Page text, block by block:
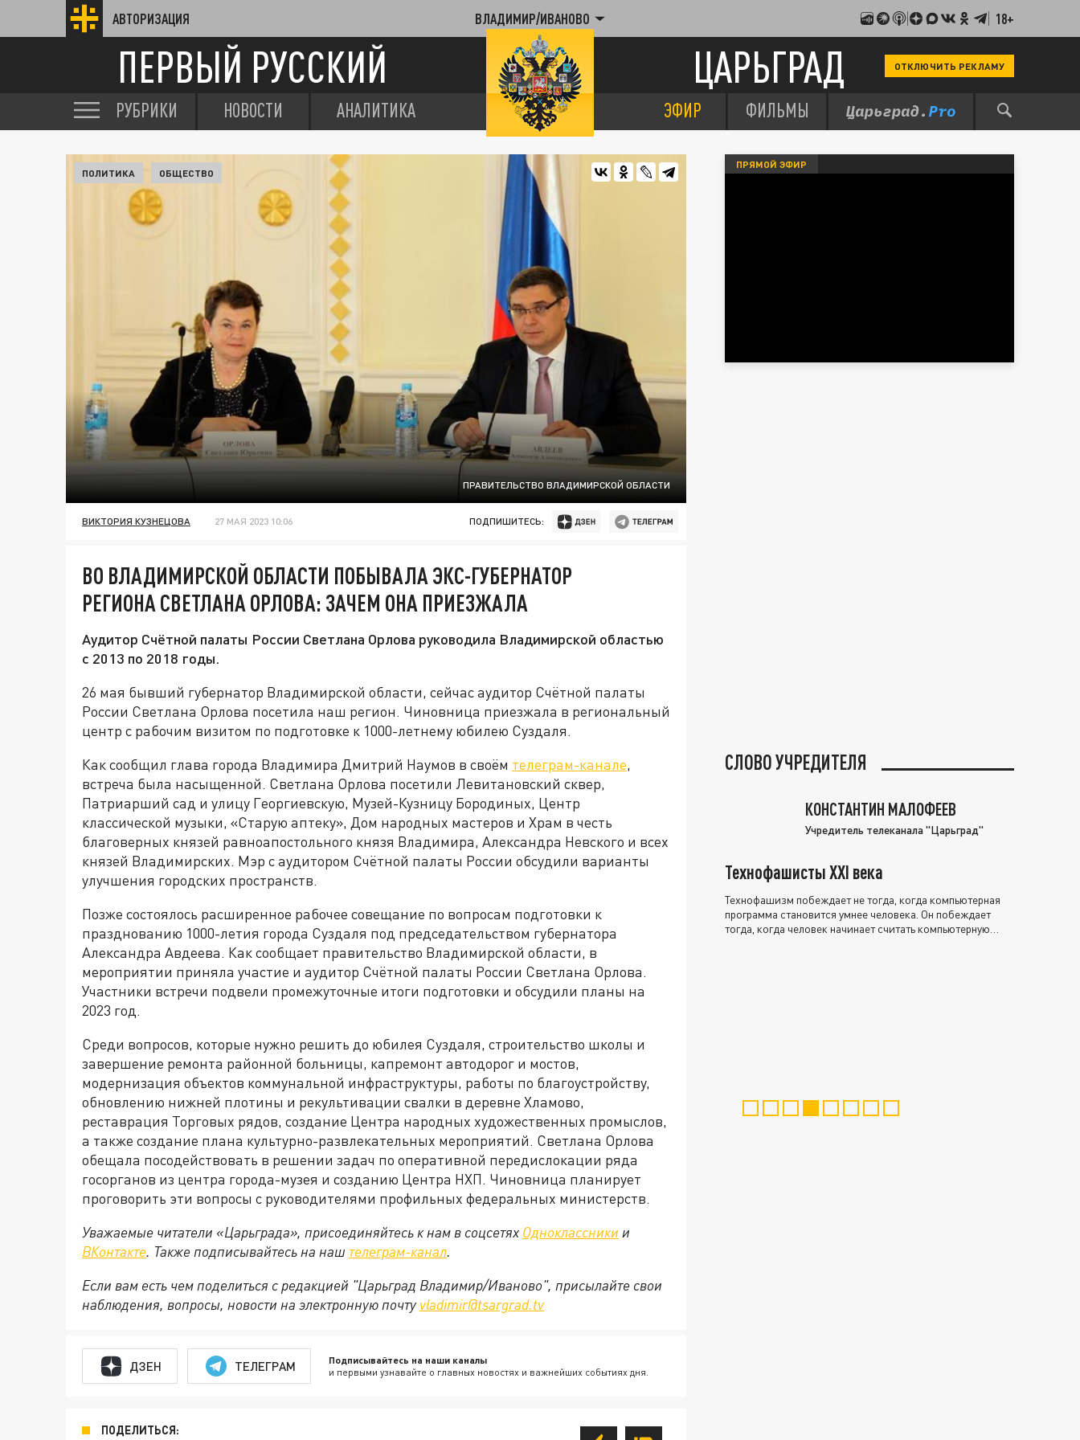
АВТОРИЗАЦИЯ ВЛАДИМИР/ИВАНОВО 18+
ПЕРВЫЙ РУССКИЙ ЦАРЬГРАД ОТКЛЮЧИТЬ РЕКЛАМУ
РУБРИКИ НОВОСТИ АНАЛИТИКА ЭФИР ФИЛЬМЫ
ПРАВИТЕЛЬСТВО ВЛАДИМИРСКОЙ ОБЛАСТИ
ПОЛИТИКА ОБЩЕСТВО
ВИКТОРИЯ КУЗНЕЦОВА 27 МАЯ 2023 10:06 ПОДПИШИТЕСЬ:
ВО ВЛАДИМИРСКОЙ ОБЛАСТИ ПОБЫВАЛА ЭКС-ГУБЕРНАТОР
РЕГИОНА СВЕТЛАНА ОРЛОВА: ЗАЧЕМ ОНА ПРИЕЗЖАЛА
Аудитор Счётной палаты России Светлана Орлова руководила Владимирской областью
с 2013 по 2018 годы.
26 мая бывший губернатор Владимирской области, сейчас аудитор Счётной палаты
России Светлана Орлова посетила наш регион. Чиновница приезжала в региональный
центр с рабочим визитом по подготовке к 1000-летнему юбилею Суздаля.
Как сообщил глава города Владимира Дмитрий Наумов в своём телеграм-канале,
встреча была насыщенной. Светлана Орлова посетили Левитановский сквер,
Патриарший сад и улицу Георгиевскую, Музей-Кузницу Бородиных, Центр
классической музыки, «Старую аптеку», Дом народных мастеров и Храм в честь
благоверных князей равноапостольного князя Владимира, Александра Невского и всех
князей Владимирских. Мэр с аудитором Счётной палаты России обсудили варианты
улучшения городских пространств.
Позже состоялось расширенное рабочее совещание по вопросам подготовки к
празднованию 1000-летия города Суздаля под председательством губернатора
Александра Авдеева. Как сообщает правительство Владимирской области, в
мероприятии приняла участие и аудитор Счётной палаты России Светлана Орлова.
Участники встречи подвели промежуточные итоги подготовки и обсудили планы на
2023 год.
Среди вопросов, которые нужно решить до юбилея Суздаля, строительство школы и
завершение ремонта районной больницы, капремонт автодорог и мостов,
модернизация объектов коммунальной инфраструктуры, работы по благоустройству,
обновлению нижней плотины и рекультивации свалки в деревне Хламово,
реставрация Торговых рядов, создание Центра народных художественных промыслов,
а также создание плана культурно-развлекательных мероприятий. Светлана Орлова
обещала посодействовать в решении задач по оперативной передислокации ряда
госорганов из центра города-музея и созданию Центра НХП. Чиновница планирует
проговорить эти вопросы с руководителями профильных федеральных министерств.
Уважаемые читатели «Царьграда», присоединяйтесь к нам в соцсетях Одноклассники и
ВКонтакте. Также подписывайтесь на наш телеграм-канал.
Если вам есть чем поделиться с редакцией "Царьград Владимир/Иваново", присылайте свои
наблюдения, вопросы, новости на электронную почту vladimir@tsargrad.tv
ДЗЕН ТЕЛЕГРАМ Подписывайтесь на наши каналы
и первыми узнавайте о главных новостях и важнейших событиях дня.
ПОДЕЛИТЬСЯ:
ПРЯМОЙ ЭФИР
СЛОВО УЧРЕДИТЕЛЯ
КОНСТАНТИН МАЛОФЕЕВ
Учредитель телеканала "Царьград"
Технофашисты XXI века
Технофашизм побеждает не тогда, когда компьютерная
программа становится умнее человека. Он побеждает
тогда, когда человек начинает считать компьютерную